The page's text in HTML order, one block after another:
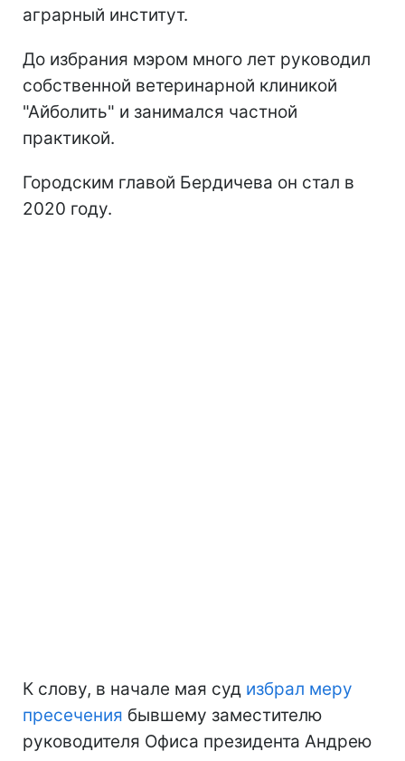
аграрный институт.
До избрания мэром много лет руководил
собственной ветеринарной клиникой
"Айболить" и занимался частной
практикой.
Городским главой Бердичева он стал в
2020 году.
К слову, в начале мая суд избрал меру
пресечения бывшему заместителю
руководителя Офиса президента Андрею